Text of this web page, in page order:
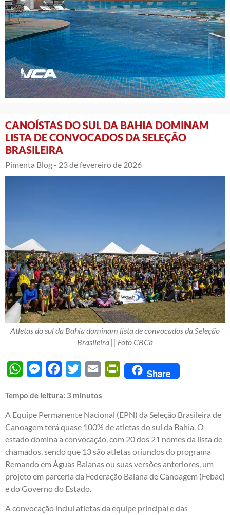
CANOÍSTAS DO SUL DA BAHIA DOMINAM
LISTA DE CONVOCADOS DA SELEÇÃO
BRASILEIRA
Pimenta Blog - 23 de fevereiro de 2026
Atletas do sul da Bahia dominam lista de convocados da Seleção
Brasileira || Foto CBCa
WhatsAppMessengerFacebook
Twitter Email PrintFriendly
Share
Tempo de leitura: 3 minutos
A Equipe Permanente Nacional (EPN) da Seleção Brasileira de
Canoagem terá quase 100% de atletas do sul da Bahia. O
estado domina a convocação, com 20 dos 21 nomes da lista de
chamados, sendo que 13 são atletas oriundos do programa
Remando em Águas Baianas ou suas versões anteriores, um
projeto em parceria da Federação Baiana de Canoagem (Febac)
e do Governo do Estado.
A convocação inclui atletas da equipe principal e das